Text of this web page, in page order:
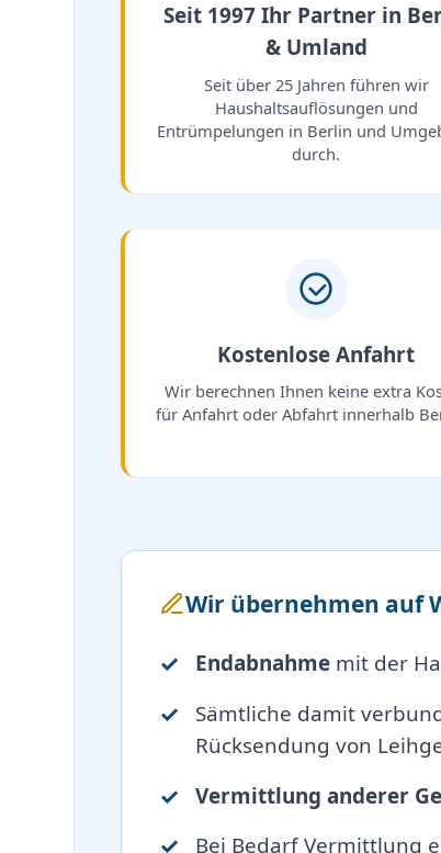
Seit 1997 Ihr Partner in
& Umland
Seit über 25 Jahren führen wir
Haushaltsauflösungen und
Entrümpelungen in Berlin und
durch.
Kostenlose Anfahrt
Wir berechnen Ihnen keine extra
für Anfahrt oder Abfahrt innerhalb
Wir übernehmen auf
Endabnahme mit der
Sämtliche damit
Rücksendung von
Vermittlung anderer
Bei Bedarf Vermittlung